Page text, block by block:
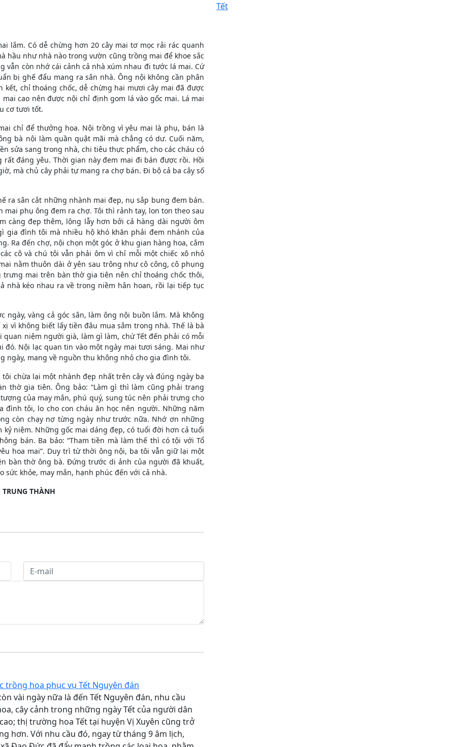
lắm. Có dễ chừng hơn 20 cây mai tơ mọc rải rác quanh
hầu như nhà nào trong vườn cũng trồng mai để khoe sắc
vẫn còn nhớ cái cảnh cả nhà xúm nhau đi tước lá mai. Cứ
bị ghế đẩu mang ra sân nhà. Ông nội không cần phân
chỉ thoáng chốc, dễ chừng hai mươi cây mai đã được
cao nên được nội chỉ định gom lá vào gốc mai. Lá mai
cơ tươi tốt.
chỉ để thưởng hoa. Nội trồng vì yêu mai là phụ, bán là
bà nội làm quần quật mãi mà chẳng có dư. Cuối năm,
sửa sang trong nhà, chi tiêu thực phẩm, cho các cháu có
rất đáng yêu. Thời gian này đem mai đi bán được rồi. Hồi
mà chủ cây phải tự mang ra chợ bán. Đi bộ cả ba cây số
ra sân cắt những nhành mai đẹp, nụ sắp bung đem bán.
phụ ông đem ra chợ. Tôi thì rảnh tay, lon ton theo sau
càng đẹp thêm, lộng lẫy hơn bởi cả hàng dài người ôm
gia đình tôi mà nhiều hộ khó khăn phải đem nhánh của
Ra đến chợ, nội chọn một góc ở khu gian hàng hoa, cắm
cô và chú tôi vẫn phải ôm vì chỉ mỗi một chiếc xô nhỏ
nằm thuôn dài ở yên sau trông như cô công, cô phụng
trưng mai trên bàn thờ gia tiên nên chỉ thoáng chốc thôi,
nhà kéo nhau ra về trong niềm hân hoan, rồi lại tiếp tục
vàng cả góc sân, làm ông nội buồn lắm. Mà không
vì không biết lấy tiền đâu mua sắm trong nhà. Thế là bà
quan niệm người già, làm gì làm, chứ Tết đến phải có mỗi
Nội lạc quan tin vào một ngày mai tươi sáng. Mai như
ngày, mang về nguồn thu không nhỏ cho gia đình tôi.
chừa lại một nhành đẹp nhất trên cây và đúng ngày ba
thờ gia tiên. Ông bảo: “Làm gì thì làm cũng phải trang
của may mắn, phú quý, sung túc nên phải trưng cho
đình tôi, lo cho con cháu ăn học nên người. Những năm
còn chạy nợ từng ngày như trước nữa. Nhớ ơn những
niệm. Những gốc mai dáng đẹp, có tuổi đời hơn cả tuổi
bán. Ba bảo: “Tham tiền mà làm thế thì có tội với Tổ
hoa mai”. Duy trì từ thời ông nội, ba tôi vẫn giữ lại một
bàn thờ ông bà. Đứng trước di ảnh của người đã khuất,
khỏe, may mắn, hạnh phúc đến với cả nhà.
THÀNH
trồng hoa phục vụ Tết Nguyên đán
vài ngày nữa là đến Tết Nguyên đán, nhu cầu
cây cảnh trong những ngày Tết của người dân
thị trường hoa Tết tại huyện Vị Xuyên cũng trở
hơn. Với nhu cầu đó, ngay từ tháng 9 âm lịch,
Tết